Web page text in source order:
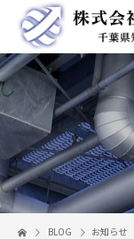
BLOG お知らせ